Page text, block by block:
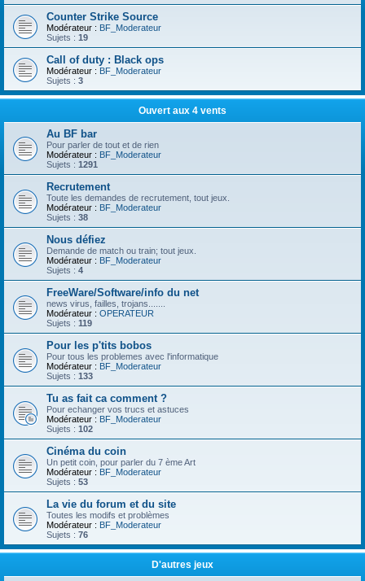
Counter Strike Source
Modérateur : BF_Moderateur
Sujets : 19
Call of duty : Black ops
Modérateur : BF_Moderateur
Sujets : 3
Ouvert aux 4 vents
Au BF bar
Pour parler de tout et de rien
Modérateur : BF_Moderateur
Sujets : 1291
Recrutement
Toute les demandes de recrutement, tout jeux.
Modérateur : BF_Moderateur
Sujets : 38
Nous défiez
Demande de match ou train; tout jeux.
Modérateur : BF_Moderateur
Sujets : 4
FreeWare/Software/info du net
news virus, failles, trojans.......
Modérateur : OPERATEUR
Sujets : 119
Pour les p'tits bobos
Pour tous les problemes avec l'informatique
Modérateur : BF_Moderateur
Sujets : 133
Tu as fait ca comment ?
Pour echanger vos trucs et astuces
Modérateur : BF_Moderateur
Sujets : 102
Cinéma du coin
Un petit coin, pour parler du 7 ème Art
Modérateur : BF_Moderateur
Sujets : 53
La vie du forum et du site
Toutes les modifs et problèmes
Modérateur : BF_Moderateur
Sujets : 76
D'autres jeux